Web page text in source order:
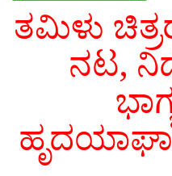
ತಮಿಳು
ನಟ,